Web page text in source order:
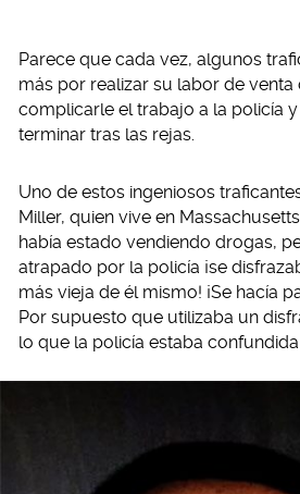
Parece que cada vez, algunos
más por realizar su labor de venta
complicarle el trabajo a la policía
terminar tras las rejas.
Uno de estos ingeniosos
Miller, quien vive en
había estado vendiendo drogas,
atrapado por la policía ¡se
más vieja de él mismo! ¡Se hacía
Por supuesto que utilizaba un
lo que la policía estaba confundida